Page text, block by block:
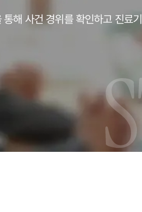
통해 사건 경위를 확인하고 진료